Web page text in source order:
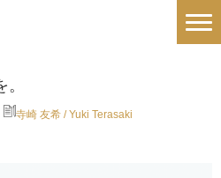
寺崎 友希 / Yuki Terasaki